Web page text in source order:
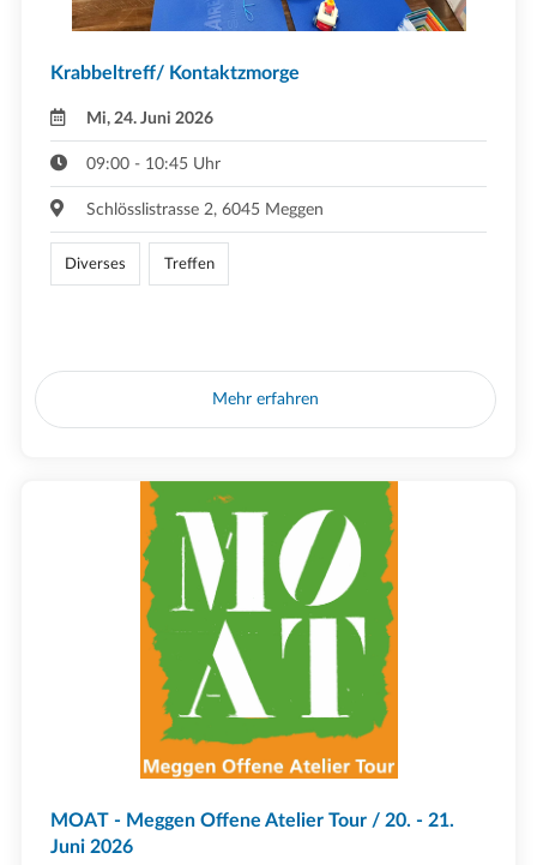
Krabbeltreff/ Kontaktzmorge
Mi, 24. Juni 2026
09:00 - 10:45 Uhr
Schlösslistrasse 2, 6045 Meggen
Diverses Treffen
Mehr erfahren
MOAT - Meggen Offene Atelier Tour / 20. - 21.
Juni 2026